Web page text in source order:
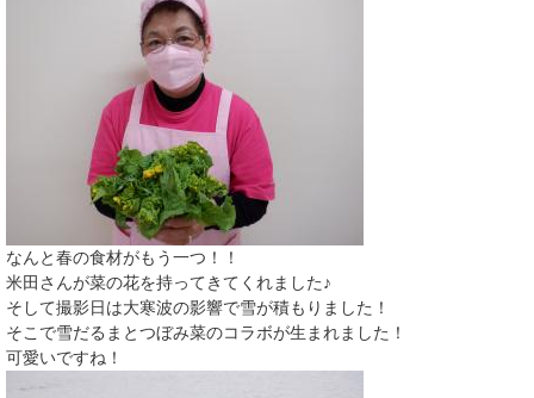
なんと春の食材がもう一つ！！
米田さんが菜の花を持ってきてくれました♪
そして撮影日は大寒波の影響で雪が積もりました！
そこで雪だるまとつぼみ菜のコラボが生まれました！
可愛いですね！